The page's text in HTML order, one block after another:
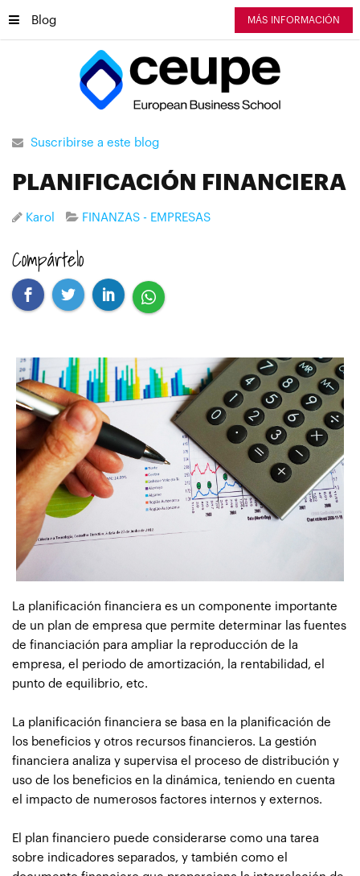
Blog MÁS INFORMACIÓN
Suscribirse a este blog
PLANIFICACIÓN FINANCIERA
Karol FINANZAS - EMPRESAS
Compártelo
La planificación financiera es un componente importante
de un plan de empresa que permite determinar las fuentes
de financiación para ampliar la reproducción de la
empresa, el periodo de amortización, la rentabilidad, el
punto de equilibrio, etc.
La planificación financiera se basa en la planificación de
los beneficios y otros recursos financieros. La gestión
financiera analiza y supervisa el proceso de distribución y
uso de los beneficios en la dinámica, teniendo en cuenta
el impacto de numerosos factores internos y externos.
El plan financiero puede considerarse como una tarea
sobre indicadores separados, y también como el